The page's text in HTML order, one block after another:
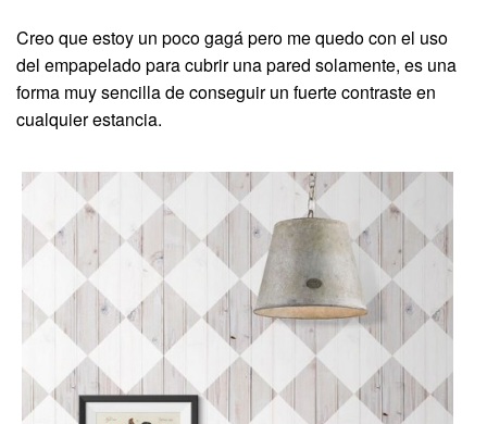
Creo que estoy un poco gagá pero me quedo con el uso
del empapelado para cubrir una pared solamente, es una
forma muy sencilla de conseguir un fuerte contraste en
cualquier estancia.